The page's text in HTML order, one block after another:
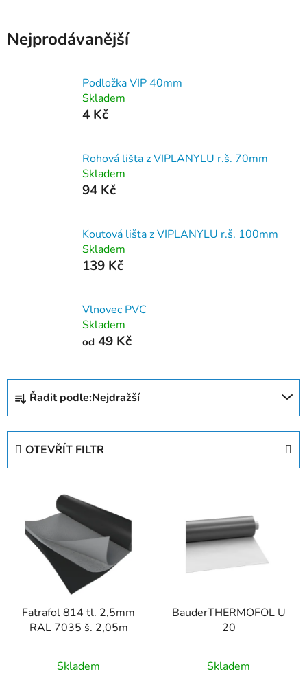
Nejprodávanější
Podložka VIP 40mm
Skladem
4 Kč
Rohová lišta z VIPLANYLU r.š. 70mm
Skladem
94 Kč
Koutová lišta z VIPLANYLU r.š. 100mm
Skladem
139 Kč
Vlnovec PVC
Skladem
od 49 Kč
Ř
z
Řadit podle:Nejdražší
OTEVŘÍT FILTR
Fatrafol 814 tl. 2,5mm
RAL 7035 š. 2,05m
hodnocení
Skladem
BauderTHERMOFOL U
20
hodnocení
Skladem